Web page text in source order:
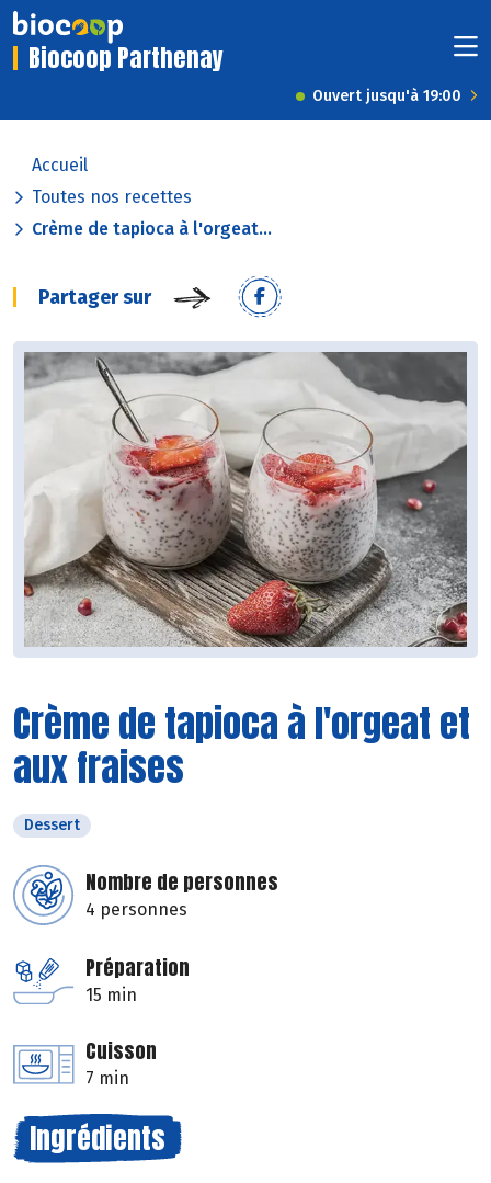
Biocoop Parthenay
Ouvert jusqu'à 19:00
Accueil
Toutes nos recettes
Crème de tapioca à l'orgeat...
Partager sur
Crème de tapioca à l'orgeat et
aux fraises
Dessert
Nombre de personnes
4 personnes
Préparation
15 min
Cuisson
7 min
Ingrédients